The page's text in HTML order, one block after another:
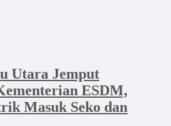
Utara Jemput
ESDM,
Masuk Seko dan